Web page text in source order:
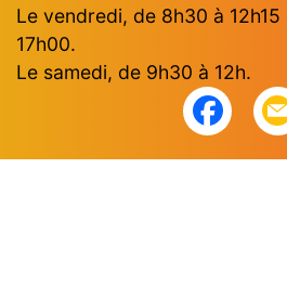
Le vendredi, de 8h30 à
17h00.
Le samedi, de 9h30 à 12h.